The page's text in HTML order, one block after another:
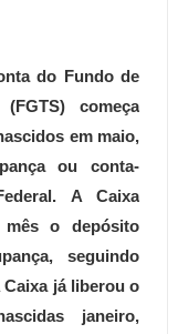
do Fundo de
começa
em maio,
ou conta-
A Caixa
mês o depósito
seguindo
já liberou o
janeiro,